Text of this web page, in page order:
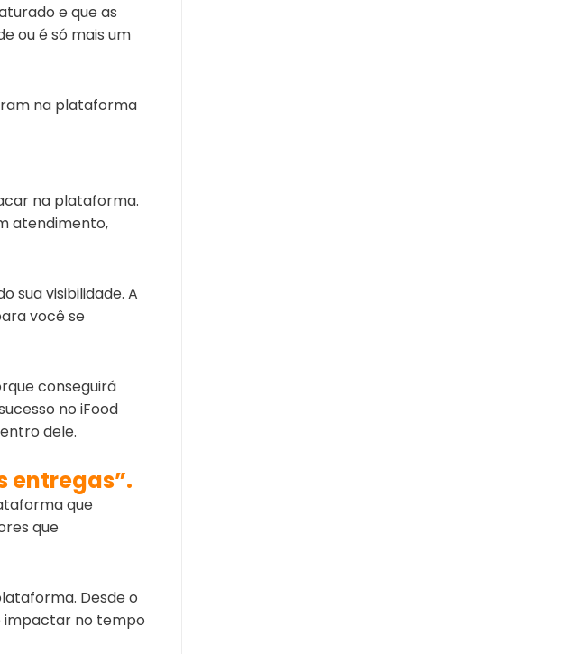
e que as
ou é só mais um
na plataforma
na plataforma.
atendimento,
sua visibilidade. A
você se
conseguirá
no iFood
dele.
entregas”.
que
que
Desde o
impactar no tempo